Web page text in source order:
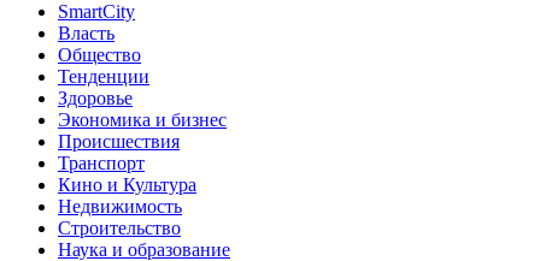
SmartCity
Власть
Общество
Тенденции
Здоровье
Экономика и бизнес
Происшествия
Транспорт
Кино и Культура
Недвижимость
Строительство
Наука и образование